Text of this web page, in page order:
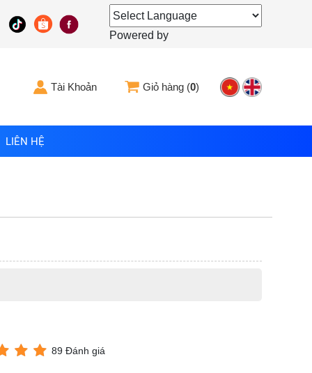
Powered by
Tài Khoản Giỏ hàng (0)
LIÊN HỆ
89 Đánh giá